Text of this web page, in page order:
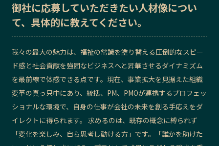
御社に応募していただきたい人材像につい
て、具体的に教えてください。
我々の最大の魅力は、福祉の常識を塗り替える圧倒的なスピー
ド感と社会貢献を強固なビジネスへと昇華させるダイナミズム
を最前線で体感できる点です。現在、事業拡大を見据えた組織
変革の真っ只中にあり、統括、PM、PMOが連携するプロフェッ
ショナルな環境で、自身の仕事が会社の未来を創る手応えをダ
イレクトに得られます。 求めるのは、既存の概念に縛られず
「変化を楽しみ、自ら思考し動ける方」です。「誰かを助けた